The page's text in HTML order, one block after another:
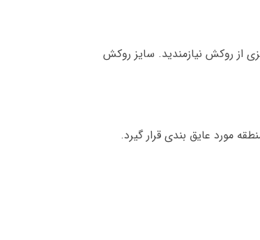
از روکش نیازمندید. سایز روکش
مورد عایق بندی قرار گیرد.